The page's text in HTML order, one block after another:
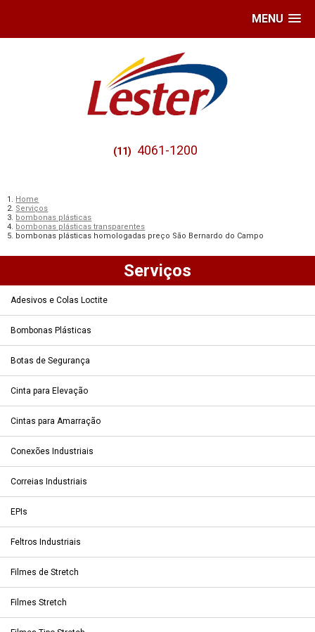
MENU
(11) 4061-1200
Home
Serviços
bombonas plásticas
bombonas plásticas transparentes
bombonas plásticas homologadas preço São Bernardo do Campo
Serviços
Adesivos e Colas Loctite
Bombonas Plásticas
Botas de Segurança
Cinta para Elevação
Cintas para Amarração
Conexões Industriais
Correias Industriais
EPIs
Feltros Industriais
Filmes de Stretch
Filmes Stretch